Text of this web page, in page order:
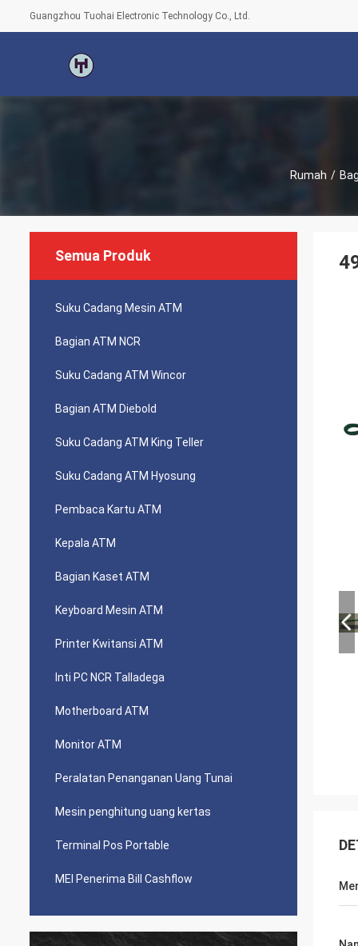
Guangzhou Tuohai Electronic Technology Co., Ltd.
Rumah /
Semua Produk
Suku Cadang Mesin ATM
Bagian ATM NCR
Suku Cadang ATM Wincor
Bagian ATM Diebold
Suku Cadang ATM King Teller
Suku Cadang ATM Hyosung
Pembaca Kartu ATM
Kepala ATM
Bagian Kaset ATM
Keyboard Mesin ATM
Printer Kwitansi ATM
Inti PC NCR Talladega
Motherboard ATM
Monitor ATM
Peralatan Penanganan Uang Tunai
Mesin penghitung uang kertas
Terminal Pos Portable
MEI Penerima Bill Cashflow